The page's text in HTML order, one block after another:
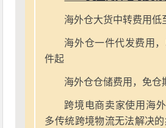
海外仓大货中转费用低
海外仓一件代发费用
件起
海外仓仓储费用，免仓
跨境电商卖家使用海
多传统跨境物流无法解决的